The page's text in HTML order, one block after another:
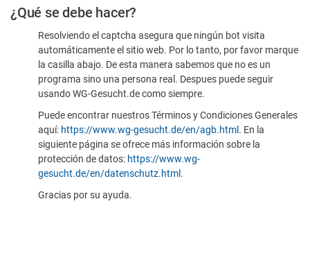
¿Qué se debe hacer?
Resolviendo el captcha asegura que ningún bot visita
automáticamente el sitio web. Por lo tanto, por favor marque
la casilla abajo. De esta manera sabemos que no es un
programa sino una persona real. Despues puede seguir
usando WG-Gesucht.de como siempre.
Puede encontrar nuestros Términos y Condiciones Generales
aquí: https://www.wg-gesucht.de/en/agb.html . En la
siguiente página se ofrece más información sobre la
protección de datos: https://www.wg-
gesucht.de/en/datenschutz.html .
Gracias por su ayuda.